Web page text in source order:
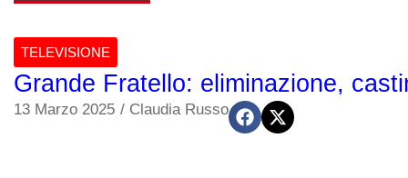
TELEVISIONE
Grande Fratello: eliminazione,
13 Marzo 2025 / Claudia Russo